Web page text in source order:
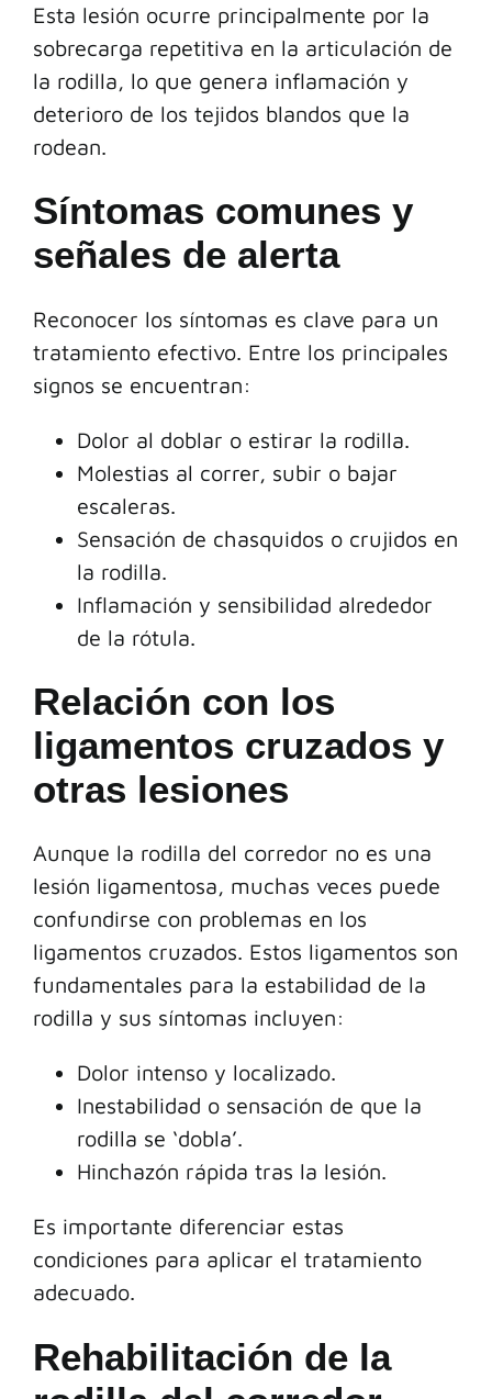
Esta lesión ocurre principalmente por la
sobrecarga repetitiva en la articulación de
la rodilla, lo que genera inflamación y
deterioro de los tejidos blandos que la
rodean.
Síntomas comunes y
señales de alerta
Reconocer los síntomas es clave para un
tratamiento efectivo. Entre los principales
signos se encuentran:
Dolor al doblar o estirar la rodilla.
Molestias al correr, subir o bajar
escaleras.
Sensación de chasquidos o crujidos en
la rodilla.
Inflamación y sensibilidad alrededor
de la rótula.
Relación con los
ligamentos cruzados y
otras lesiones
Aunque la rodilla del corredor no es una
lesión ligamentosa, muchas veces puede
confundirse con problemas en los
ligamentos cruzados. Estos ligamentos son
fundamentales para la estabilidad de la
rodilla y sus síntomas incluyen:
Dolor intenso y localizado.
Inestabilidad o sensación de que la
rodilla se ‘dobla’.
Hinchazón rápida tras la lesión.
Es importante diferenciar estas
condiciones para aplicar el tratamiento
adecuado.
Rehabilitación de la